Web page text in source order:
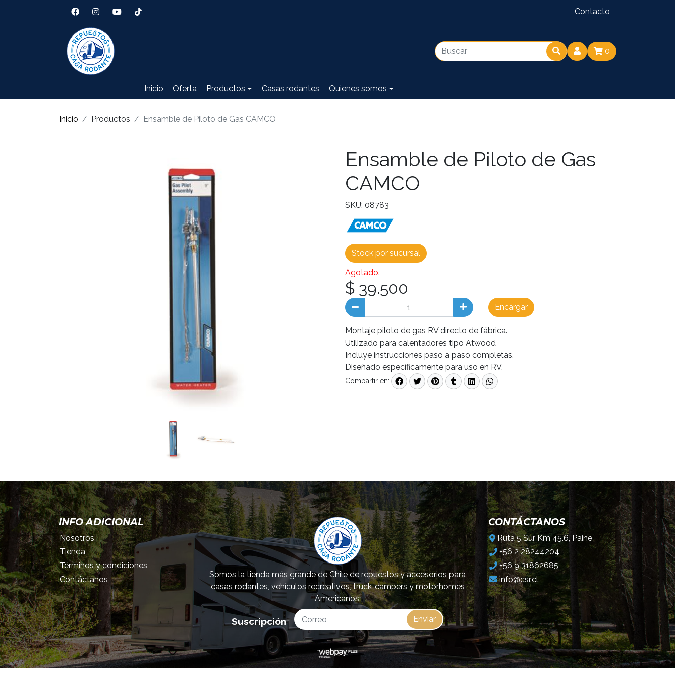
Contacto
0
Inicio Oferta Productos Casas rodantes Quienes somos
Inicio Productos Ensamble de Piloto de Gas CAMCO
Ensamble de Piloto de Gas
CAMCO
SKU: 08783
Stock por sucursal
Agotado.
$ 39.500
Encargar
Montaje piloto de gas RV directo de fábrica.
Utilizado para calentadores tipo Atwood
Incluye instrucciones paso a paso completas.
Diseñado específicamente para uso en RV.
Compartir en:
INFO ADICIONAL
Nosotros
Tienda
Términos y condiciones
Contáctanos
Somos la tienda más grande de Chile de repuestos y accesorios para
casas rodantes, vehículos recreativos, truck-campers y motorhomes
Americanos.
CONTÁCTANOS
Ruta 5 Sur Km 45.6, Paine
+56 2 28244204
+56 9 31862685
info@csr.cl
Suscripción Enviar